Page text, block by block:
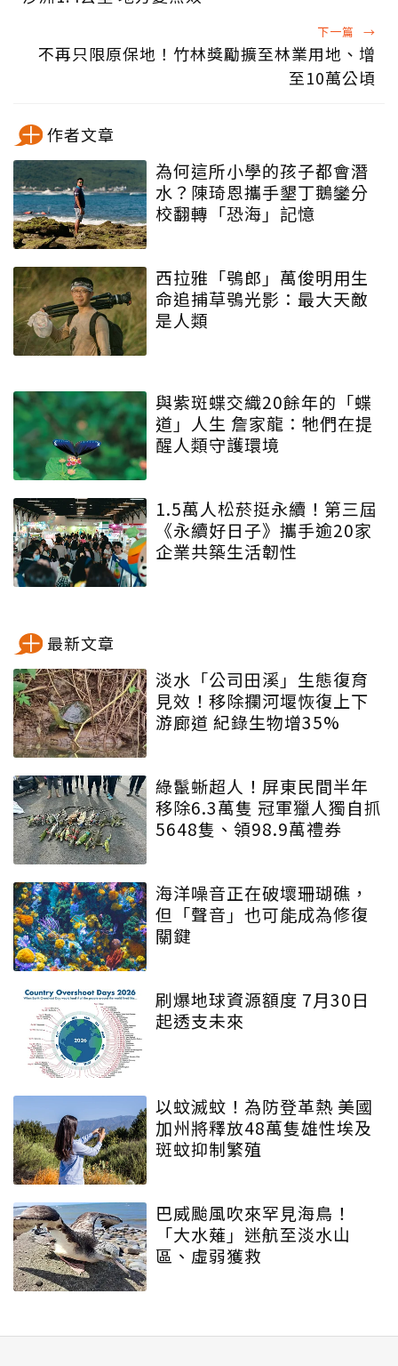
下一篇 →
不再只限原保地！竹林獎勵擴至林業用地、增
至10萬公頃
作者文章
為何這所小學的孩子都會潛
水？陳琦恩攜手墾丁鵝鑾分
校翻轉「恐海」記憶
西拉雅「鴞郎」萬俊明用生
命追捕草鴞光影：最大天敵
是人類
與紫斑蝶交織20餘年的「蝶
道」人生 詹家龍：牠們在提
醒人類守護環境
1.5萬人松菸挺永續！第三屆
《永續好日子》攜手逾20家
企業共築生活韌性
最新文章
淡水「公司田溪」生態復育
見效！移除攔河堰恢復上下
游廊道 紀錄生物增35%
綠鬣蜥超人！屏東民間半年
移除6.3萬隻 冠軍獵人獨自抓
5648隻、領98.9萬禮券
海洋噪音正在破壞珊瑚礁，
但「聲音」也可能成為修復
關鍵
刷爆地球資源額度 7月30日
起透支未來
以蚊滅蚊！為防登革熱 美國
加州將釋放48萬隻雄性埃及
斑蚊抑制繁殖
巴威颱風吹來罕見海鳥！
「大水薙」迷航至淡水山
區、虛弱獲救